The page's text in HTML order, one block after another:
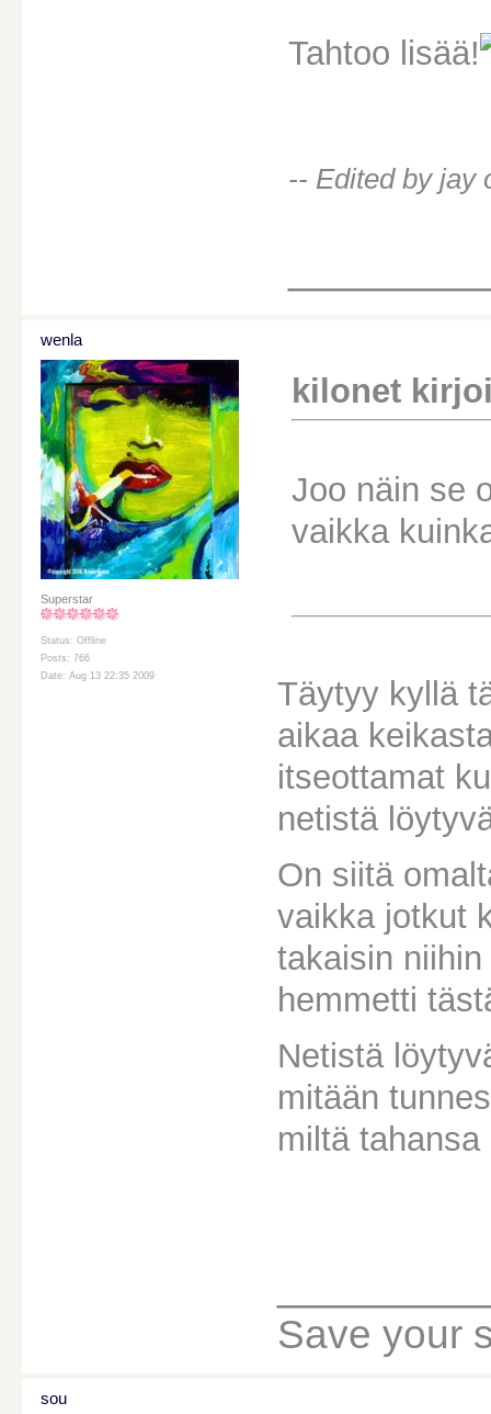
Tahtoo lisää!
-- Edited by jay
wenla
Superstar
Status: Offline
Posts: 766
Date: Aug 13 22:35 2009
kilonet
Joo näin se
vaikka
Täytyy kyllä
aikaa
itseottamat
netistä
On siitä
vaikka jotkut
takaisin
hemmetti
Netistä
mitään
miltä
Save your
sou